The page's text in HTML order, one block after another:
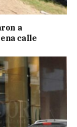
a
calle